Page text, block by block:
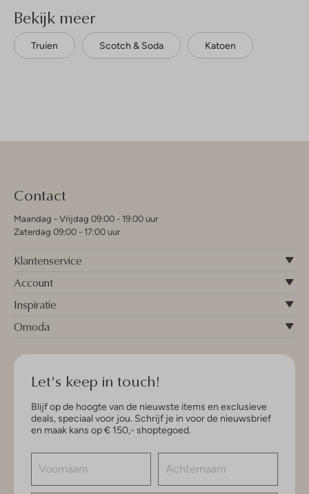
Bekijk meer
Truien Scotch & Soda Katoen
Contact
Maandag - Vrijdag 09:00 - 19:00 uur
Zaterdag 09:00 - 17:00 uur
Klantenservice
Account
Inspiratie
Omoda
Let's keep in touch!
Blijf op de hoogte van de nieuwste items en exclusieve
deals, speciaal voor jou. Schrijf je in voor de nieuwsbrief
en maak kans op € 150,- shoptegoed.